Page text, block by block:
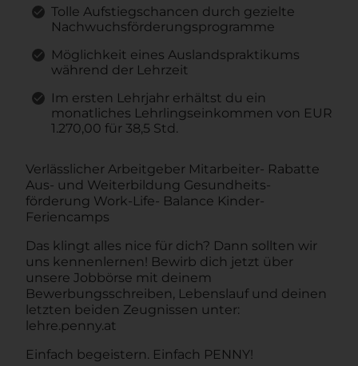
Tolle Aufstiegschancen durch gezielte
Nachwuchsförderungsprogramme
Möglichkeit eines Auslandspraktikums
während der Lehrzeit
Im ersten Lehrjahr erhältst du ein
monatliches Lehrlingseinkommen von EUR
1.270,00 für 38,5 Std.
Verlässlicher Arbeitgeber Mitarbeiter- Rabatte
Aus- und Weiterbildung Gesundheits-
förderung Work-Life- Balance Kinder-
Feriencamps
Das klingt alles nice für dich? Dann sollten wir
uns kennenlernen! Bewirb dich jetzt über
unsere Jobbörse mit deinem
Bewerbungsschreiben, Lebenslauf und deinen
letzten beiden Zeugnissen unter:
lehre.penny.at
Einfach begeistern. Einfach PENNY!